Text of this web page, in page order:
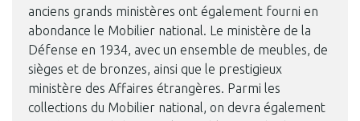
anciens grands ministères ont également fourni en
abondance le Mobilier national. Le ministère de la
Défense en 1934, avec un ensemble de meubles, de
sièges et de bronzes, ainsi que le prestigieux
ministère des Affaires étrangères. Parmi les
collections du Mobilier national, on devra également